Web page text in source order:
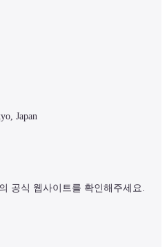
Japan
공식 웹사이트를 확인해주세요.